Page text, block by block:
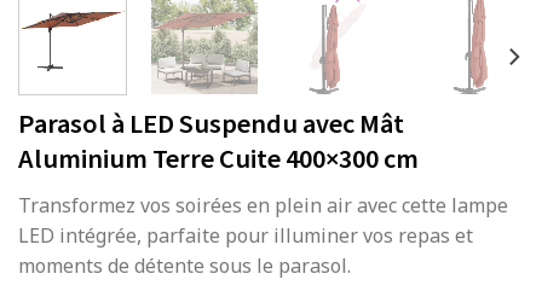
Parasol à LED Suspendu avec Mât
Aluminium Terre Cuite 400×300 cm
Transformez vos soirées en plein air avec cette lampe
LED intégrée, parfaite pour illuminer vos repas et
moments de détente sous le parasol.